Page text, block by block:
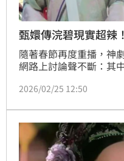
甄嬛傳浣碧現實超辣
隨著春節再度重播，神
網路上討論聲不斷：其
照，引發熱議！現實生
現代辣妹姿態走入後宮
陷，後悔當年沒好好珍
2026/02/25 12:50